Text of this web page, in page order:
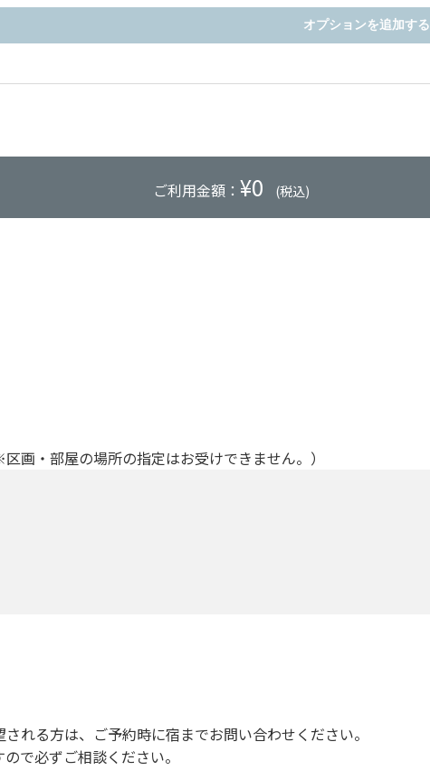
オプションを追加する
ご利用金額： ¥0 (税込)
画・部屋の場所の指定はお受けできません。）
れる方は、ご予約時に宿までお問い合わせください。
で必ずご相談ください。